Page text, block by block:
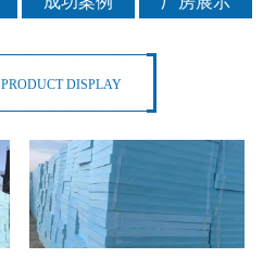
PRODUCT DISPLAY